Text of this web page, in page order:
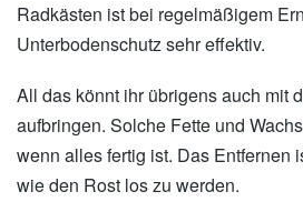
Radkästen ist bei regelmäßigem
Unterbodenschutz sehr effektiv.
All das könnt ihr übrigens auch mit
aufbringen. Solche Fette und
wenn alles fertig ist. Das Entfernen
wie den Rost los zu werden.